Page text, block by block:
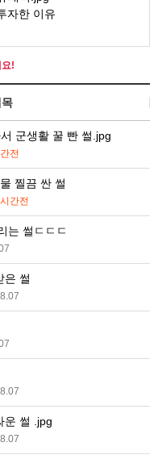
자한 이유
!
군생활 꿀 빤 썰.jpg
전
찔끔 싼 썰
간전
는 썰ㄷㄷㄷ
은 썰
운 썰 .jpg